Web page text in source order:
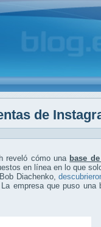
de
reveló cómo una base
en línea en lo que
Diachenko,
empresa que puso